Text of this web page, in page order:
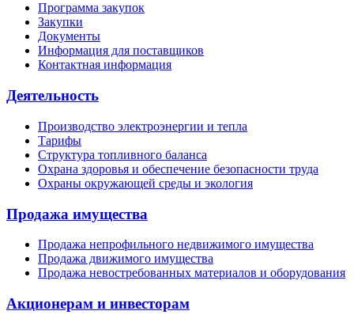
Программа закупок
Закупки
Документы
Информация для поставщиков
Контактная информация
Деятельность
Производство электроэнергии и тепла
Тарифы
Структура топливного баланса
Охрана здоровья и обеспечение безопасности труда
Охраны окружающей среды и экология
Продажа имущества
Продажа непрофильного недвижимого имущества
Продажа движимого имущества
Продажа невостребованных материалов и оборудования
Акционерам и инвесторам